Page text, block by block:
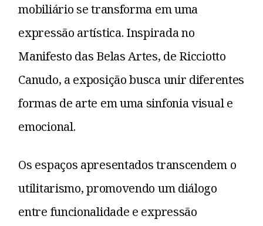
mobiliário se transforma em uma
expressão artística. Inspirada no
Manifesto das Belas Artes, de Ricciotto
Canudo, a exposição busca unir diferentes
formas de arte em uma sinfonia visual e
emocional.
Os espaços apresentados transcendem o
utilitarismo, promovendo um diálogo
entre funcionalidade e expressão